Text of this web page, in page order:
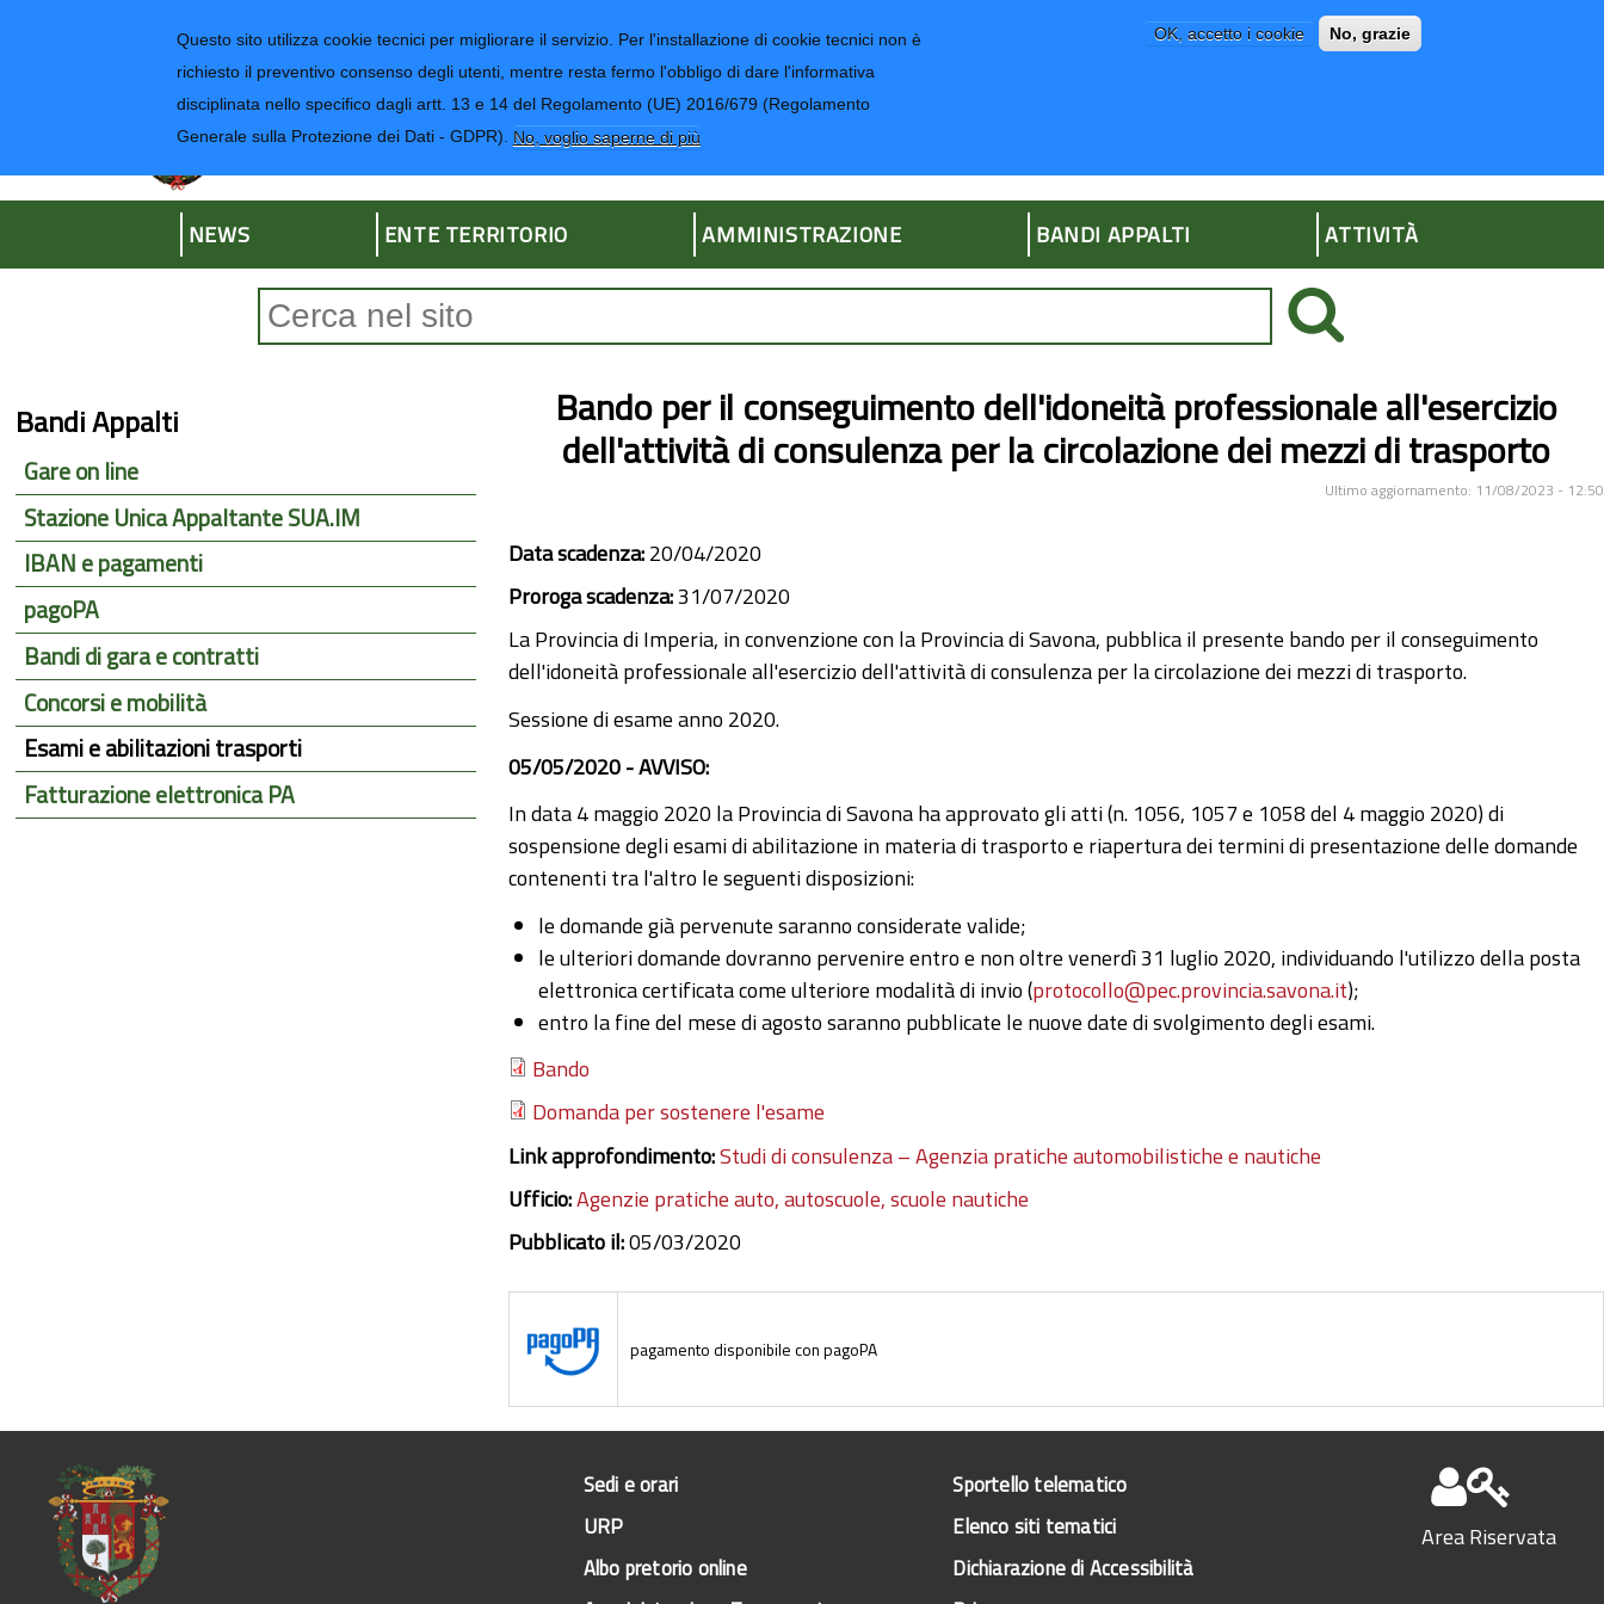
Questo sito utilizza cookie tecnici per migliorare il servizio. Per l'installazione di cookie tecnici non è
richiesto il preventivo consenso degli utenti, mentre resta fermo l'obbligo di dare l'informativa
disciplinata nello specifico dagli artt. 13 e 14 del Regolamento (UE) 2016/679 (Regolamento
Generale sulla Protezione dei Dati - GDPR). No, voglio saperne di più
OK, accetto i cookie No, grazie
Regione Liguria
Provincia di Imperia
NEWS ENTE TERRITORIO AMMINISTRAZIONE BANDI APPALTI ATTIVITÀ
Bando per il conseguimento dell'idoneità professionale all'esercizio
dell'attività di consulenza per la circolazione dei mezzi di trasporto
Ultimo aggiornamento: 11/08/2023 - 12:50
Data scadenza:20/04/2020
Proroga scadenza:31/07/2020
La Provincia di Imperia, in convenzione con la Provincia di Savona, pubblica il presente bando per il conseguimento
dell'idoneità professionale all'esercizio dell'attività di consulenza per la circolazione dei mezzi di trasporto.
Sessione di esame anno 2020.
05/05/2020 - AVVISO:
In data 4 maggio 2020 la Provincia di Savona ha approvato gli atti (n. 1056, 1057 e 1058 del 4 maggio 2020) di
sospensione degli esami di abilitazione in materia di trasporto e riapertura dei termini di presentazione delle domande
contenenti tra l'altro le seguenti disposizioni:
le domande già pervenute saranno considerate valide;
le ulteriori domande dovranno pervenire entro e non oltre venerdì 31 luglio 2020, individuando l'utilizzo della posta
elettronica certificata come ulteriore modalità di invio (protocollo@pec.provincia.savona.it);
entro la fine del mese di agosto saranno pubblicate le nuove date di svolgimento degli esami.
Bando
Domanda per sostenere l'esame
Link approfondimento:Studi di consulenza – Agenzia pratiche automobilistiche e nautiche
Ufficio:Agenzie pratiche auto, autoscuole, scuole nautiche
Pubblicato il:05/03/2020
pagamento disponibile con pagoPA
Bandi Appalti
Gare on line
Stazione Unica Appaltante SUA.IM
IBAN e pagamenti
pagoPA
Bandi di gara e contratti
Concorsi e mobilità
Esami e abilitazioni trasporti
Fatturazione elettronica PA
Sedi e orari
URP
Albo pretorio online
Sportello telematico
Elenco siti tematici
Dichiarazione di Accessibilità
Area Riservata